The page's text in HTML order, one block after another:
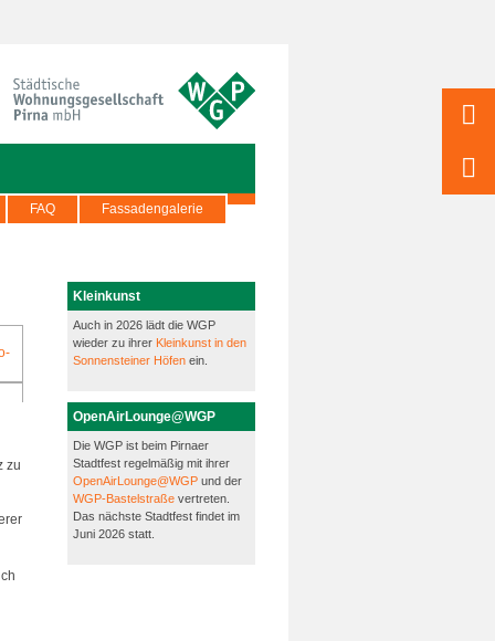
FAQ Fassadengalerie
zu
Kleinkunst
Auch in 2026 lädt die WGP
wieder zu ihrer Kleinkunst in den
Sonnensteiner Höfen ein.
OpenAirLounge@WGP
Die WGP ist beim Pirnaer
Stadtfest regelmäßig mit ihrer
OpenAirLounge@WGP und der
WGP-Bastelstraße vertreten.
Das nächste Stadtfest findet im
Juni 2026 statt.